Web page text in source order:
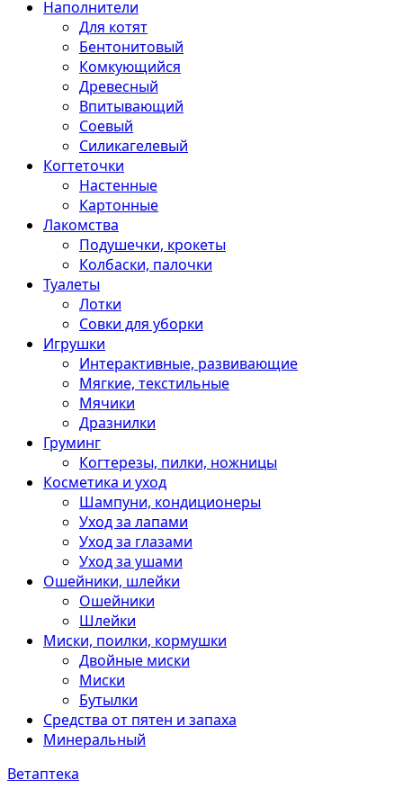
Наполнители
Для котят
Бентонитовый
Комкующийся
Древесный
Впитывающий
Соевый
Силикагелевый
Когтеточки
Настенные
Картонные
Лакомства
Подушечки, крокеты
Колбаски, палочки
Туалеты
Лотки
Совки для уборки
Игрушки
Интерактивные, развивающие
Мягкие, текстильные
Мячики
Дразнилки
Груминг
Когтерезы, пилки, ножницы
Косметика и уход
Шампуни, кондиционеры
Уход за лапами
Уход за глазами
Уход за ушами
Ошейники, шлейки
Ошейники
Шлейки
Миски, поилки, кормушки
Двойные миски
Миски
Бутылки
Средства от пятен и запаха
Минеральный
Ветаптека